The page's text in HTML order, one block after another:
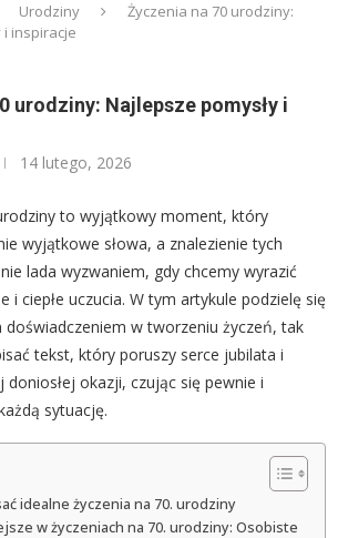
Urodziny
Życzenia na 70 urodziny:
i inspiracje
urodziny: Najlepsze pomysły i
14 lutego, 2026
to wyjątkowy moment, który
wyjątkowe słowa, a znalezienie tych
lada wyzwaniem, gdy chcemy wyrazić
i ciepłe uczucia. W tym artykule podzielę się
w tworzeniu życzeń, tak
tekst, który poruszy serce jubilata i
okazji, czując się pewnie i
sytuację.
idealne życzenia na 70. urodziny
w życzeniach na 70. urodziny: Osobiste